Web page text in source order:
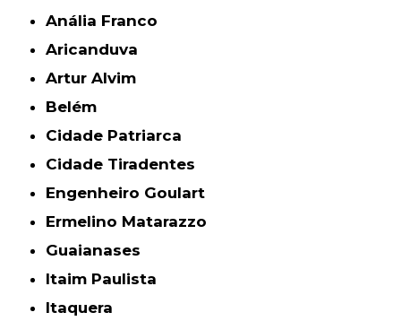
Anália Franco
Aricanduva
Artur Alvim
Belém
Cidade Patriarca
Cidade Tiradentes
Engenheiro Goulart
Ermelino Matarazzo
Guaianases
Itaim Paulista
Itaquera